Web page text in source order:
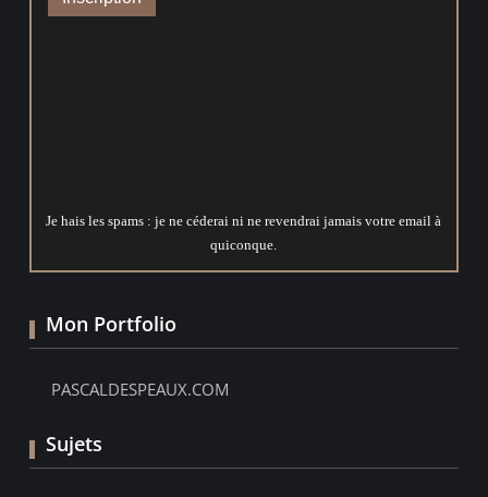
Je hais les spams : je ne céderai ni ne revendrai jamais votre email à
quiconque.
Mon Portfolio
PASCALDESPEAUX.COM
Sujets